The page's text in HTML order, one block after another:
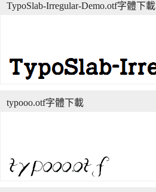
TypoSlab-Irregular-Demo.otf字體下載
typooo.otf字體下載